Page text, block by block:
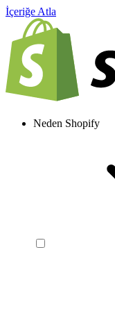
İçeriğe Atla
Neden Shopify